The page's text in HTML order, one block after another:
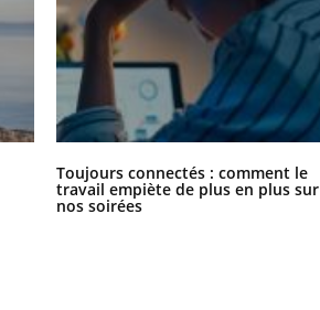
Toujours connectés : comment le
travail empiète de plus en plus sur
nos soirées